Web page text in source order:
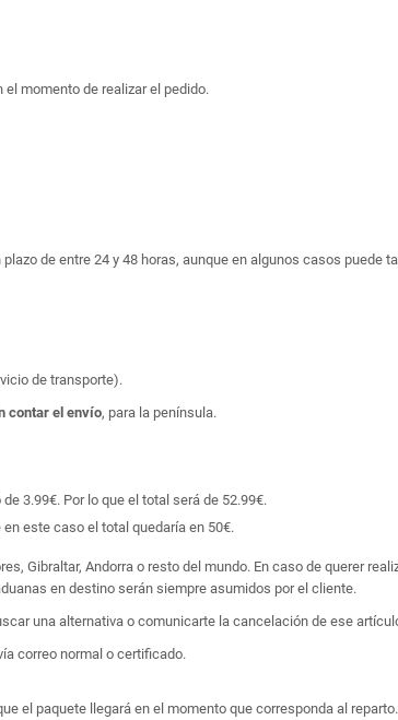
momento de realizar el pedido.
de entre 24 y 48 horas, aunque en algunos casos puede
de transporte).
contar el envío, para la península.
3.99€. Por lo que el total será de 52.99€.
este caso el total quedaría en 50€.
Gibraltar, Andorra o resto del mundo. En caso de querer
en destino serán siempre asumidos por el cliente.
una alternativa o comunicarte la cancelación de ese
correo normal o certificado.
el paquete llegará en el momento que corresponda al reparto.